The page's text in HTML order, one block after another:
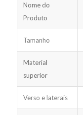
Nome do
Produto
Tamanho
Material
superior
Verso e laterais